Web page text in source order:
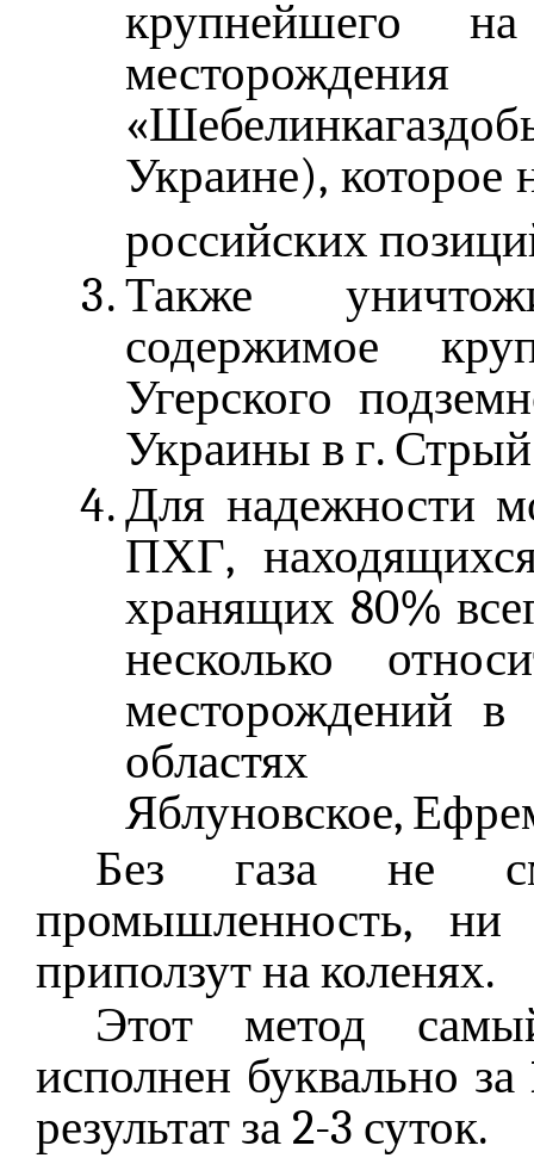
крупнейшего
Украине), которое
российских
Также
содержимое
Угерского
Украины в г.
Для надежности
ПХГ,
хранящих 80%
несколько
месторождений в
областях
Яблуновское,
Без газа не
промышленность,
приползут на коленях.
Этот метод
исполнен буквально
результат за 2-3 суток.